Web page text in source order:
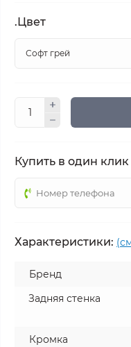
.Цвет
Купить в один клик
Характеристики:
Бренд
Задняя стенка
Кромка